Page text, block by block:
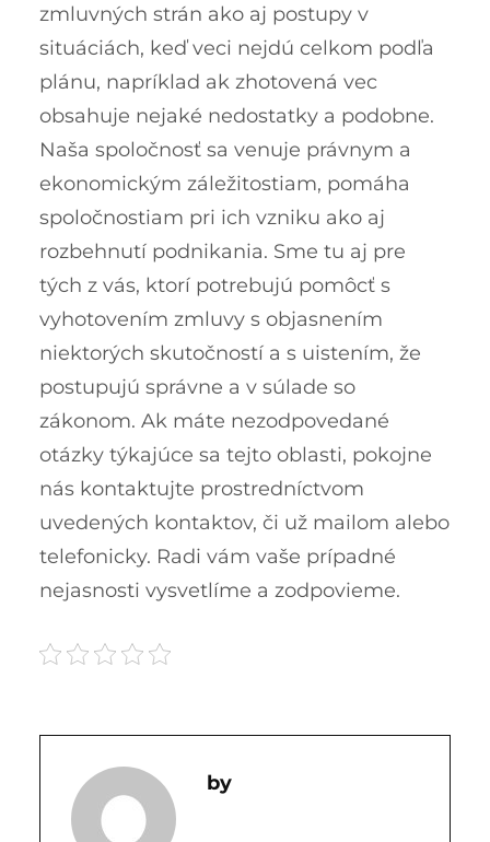
zmluvných strán ako aj postupy v
situáciách, keď veci nejdú celkom podľa
plánu, napríklad ak zhotovená vec
obsahuje nejaké nedostatky a podobne.
Naša spoločnosť sa venuje právnym a
ekonomickým záležitostiam, pomáha
spoločnostiam pri ich vzniku ako aj
rozbehnutí podnikania. Sme tu aj pre
tých z vás, ktorí potrebujú pomôcť s
vyhotovením zmluvy s objasnením
niektorých skutočností a s uistením, že
postupujú správne a v súlade so
zákonom. Ak máte nezodpovedané
otázky týkajúce sa tejto oblasti, pokojne
nás kontaktujte prostredníctvom
uvedených kontaktov, či už mailom alebo
telefonicky. Radi vám vaše prípadné
nejasnosti vysvetlíme a zodpovieme.